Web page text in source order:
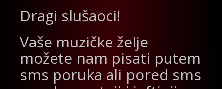
Dragi slušaoci!
Vaše muzičke želje
možete nam pisati putem
sms poruka ali pored sms